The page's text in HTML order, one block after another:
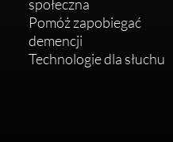
społeczna
Pomóż zapobiegać
demencji
Technologie dla słuchu